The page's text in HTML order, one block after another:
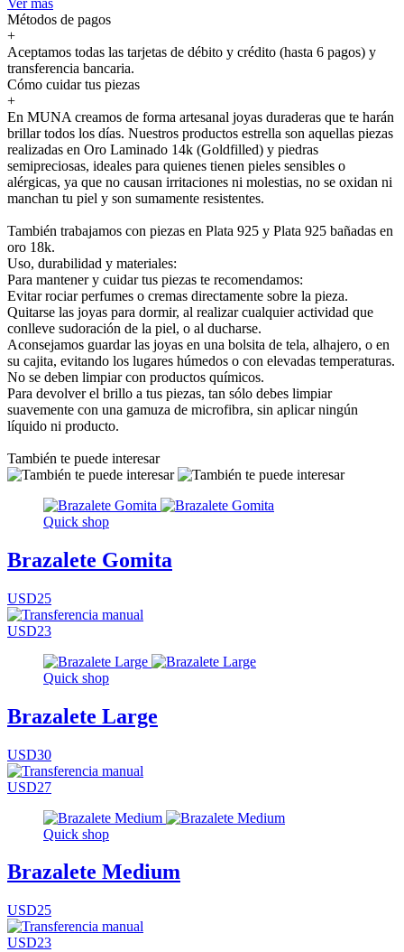
Métodos de pagos
+
Aceptamos todas las tarjetas de débito y crédito (hasta 6 pagos) y
transferencia bancaria.
Cómo cuidar tus piezas
+
En MUNA creamos de forma artesanal joyas duraderas que te harán
brillar todos los días. Nuestros productos estrella son aquellas piezas
realizadas en Oro Laminado 14k (Goldfilled) y piedras
semipreciosas, ideales para quienes tienen pieles sensibles o
alérgicas, ya que no causan irritaciones ni molestias, no se oxidan ni
manchan tu piel y son sumamente resistentes.
También trabajamos con piezas en Plata 925 y Plata 925 bañadas en
oro 18k.
Uso, durabilidad y materiales:
Para mantener y cuidar tus piezas te recomendamos:
Evitar rociar perfumes o cremas directamente sobre la pieza.
Quitarse las joyas para dormir, al realizar cualquier actividad que
conlleve sudoración de la piel, o al ducharse.
Aconsejamos guardar las joyas en una bolsita de tela, alhajero, o en
su cajita, evitando los lugares húmedos o con elevadas temperaturas.
No se deben limpiar con productos químicos.
Para devolver el brillo a tus piezas, tan sólo debes limpiar
suavemente con una gamuza de microfibra, sin aplicar ningún
líquido ni producto.
También te puede interesar
Quick shop
Brazalete Gomita
USD25
USD23
Quick shop
Brazalete Large
USD30
USD27
Quick shop
Brazalete Medium
USD25
USD23